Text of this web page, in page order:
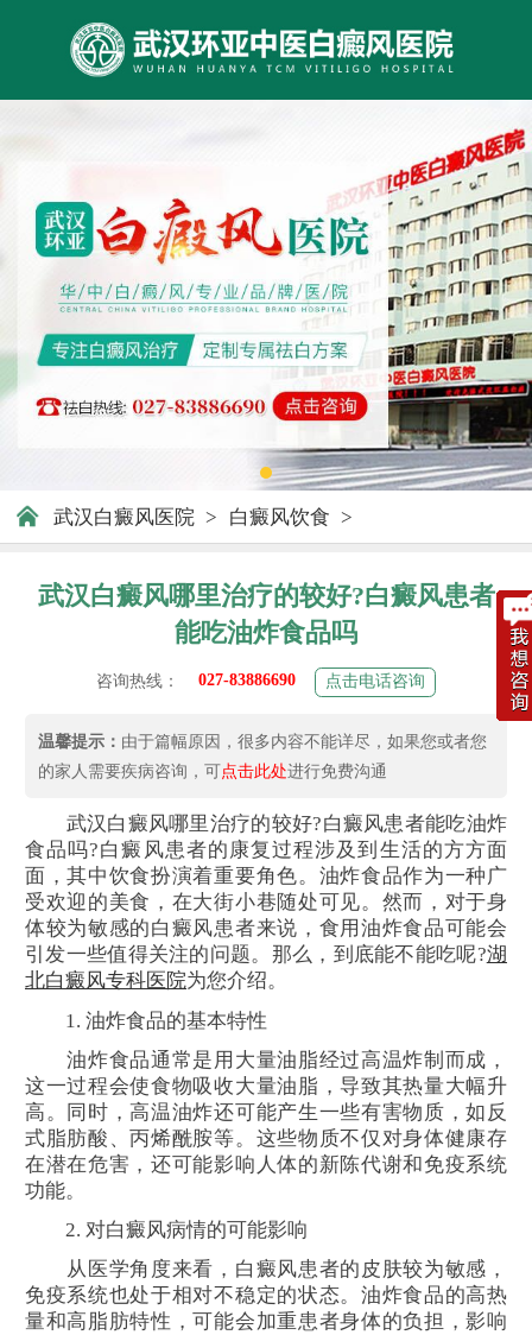
武汉白癜风医院 > 白癜风饮食 >
武汉白癜风哪里治疗的较好?白癜风患者
能吃油炸食品吗
咨询热线： 027-83886690 点击电话咨询
温馨提示： 由于篇幅原因，很多内容不能详尽，如果您或者您
的家人需要疾病咨询，可点击此处进行免费沟通
武汉白癜风哪里治疗的较好?白癜风患者能吃油炸
食品吗?白癜风患者的康复过程涉及到生活的方方面
面，其中饮食扮演着重要角色。油炸食品作为一种广
受欢迎的美食，在大街小巷随处可见。然而，对于身
体较为敏感的白癜风患者来说，食用油炸食品可能会
引发一些值得关注的问题。那么，到底能不能吃呢?湖
北白癜风专科医院为您介绍。
1. 油炸食品的基本特性
油炸食品通常是用大量油脂经过高温炸制而成，
这一过程会使食物吸收大量油脂，导致其热量大幅升
高。同时，高温油炸还可能产生一些有害物质，如反
式脂肪酸、丙烯酰胺等。这些物质不仅对身体健康存
在潜在危害，还可能影响人体的新陈代谢和免疫系统
功能。
2. 对白癜风病情的可能影响
从医学角度来看，白癜风患者的皮肤较为敏感，
免疫系统也处于相对不稳定的状态。油炸食品的高热
量和高脂肪特性，可能会加重患者身体的负担，影响